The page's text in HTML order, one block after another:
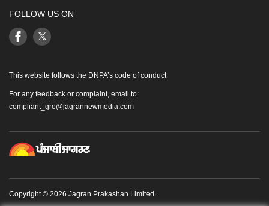
FOLLOW US ON
This website follows the DNPA’s code of conduct
For any feedback or complaint, email to:
compliant_gro@jagrannewmedia.com
Copyright © 2026 Jagran Prakashan Limited.